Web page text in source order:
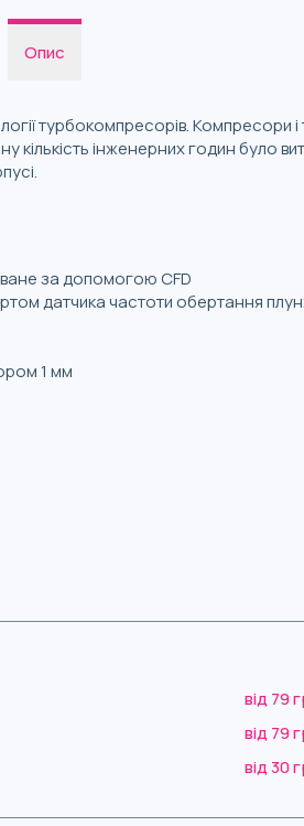
Опис
турбокомпресорів. Компресори
кількість інженерних годин було
за допомогою CFD
датчика частоти обертання
1 мм
від 79
від 79
від 30